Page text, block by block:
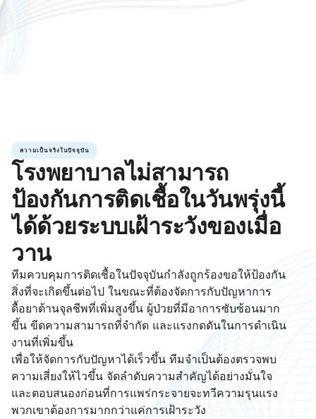
ความเป็นจริงในปัจจุบัน
โรงพยาบาลไม่สามารถ
ป้องกันการติดเชื้อในวันพรุ่งนี้
ได้ด้วยระบบเฝ้าระวังของเมื่อ
วาน
ทีมควบคุมการติดเชื้อในปัจจุบันกำลังถูกร้องขอให้ป้องกัน
สิ่งที่จะเกิดขึ้นต่อไป ในขณะที่ต้องจัดการกับปัญหาการ
ดื้อยาต้านจุลชีพที่เพิ่มสูงขึ้น ผู้ป่วยที่มีอาการซับซ้อนมาก
ขึ้น ขีดความสามารถที่จำกัด และแรงกดดันในการดำเนิน
งานที่เพิ่มขึ้น
เพื่อให้จัดการกับปัญหาได้เร็วขึ้น ทีมจำเป็นต้องตรวจพบ
ความเสี่ยงให้ไวขึ้น จัดลำดับความสำคัญได้อย่างมั่นใจ
และตอบสนองก่อนที่การแพร่กระจายจะทวีความรุนแรง
พวกเขาต้องการมากกว่าแค่การเฝ้าระวัง